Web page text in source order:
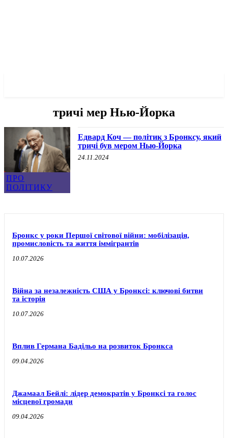
тричі мер Нью-Йорка
ПРО
ПОЛІТИКУ
Едвард Коч — політик з Бронксу, який
тричі був мером Нью-Йорка
24.11.2024
Бронкс у роки Першої світової війни: мобілізація,
промисловість та життя іммігрантів
10.07.2026
Війна за незалежність США у Бронксі: ключові битви
та історія
10.07.2026
Вплив Германа Бадільо на розвиток Бронкса
09.04.2026
Джамаал Бейлі: лідер демократів у Бронксі та голос
місцевої громади
09.04.2026